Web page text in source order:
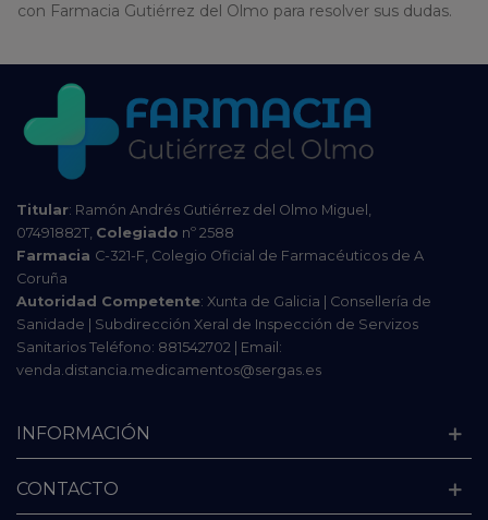
con Farmacia Gutiérrez del Olmo para resolver sus dudas.
Titular: Ramón Andrés Gutiérrez del Olmo Miguel,
07491882T, Colegiado nº 2588
Farmacia C-321-F, Colegio Oficial de Farmacéuticos de A
Coruña
Autoridad Competente: Xunta de Galicia | Consellería de
Sanidade | Subdirección Xeral de Inspección de Servizos
Sanitarios Teléfono: 881542702 | Email:
venda.distancia.medicamentos@sergas.es
INFORMACIÓN
CONTACTO